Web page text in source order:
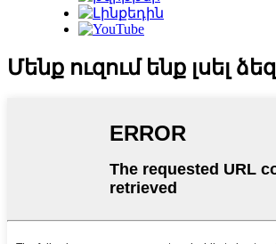
Մենք ուզում ենք լսել ձեզ